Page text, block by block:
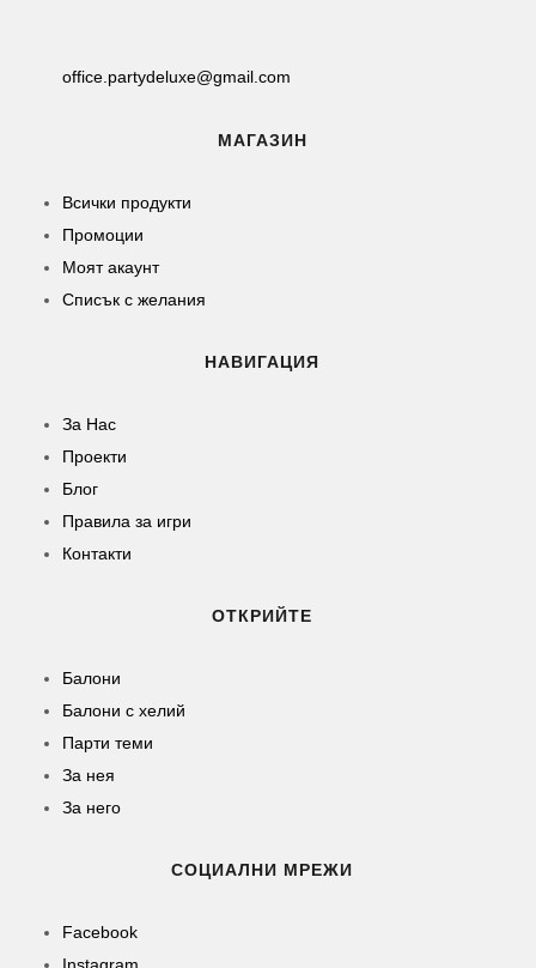
office.partydeluxe@gmail.com
МАГАЗИН
Всички продукти
Промоции
Моят акаунт
Списък с желания
НАВИГАЦИЯ
За Нас
Проекти
Блог
Правила за игри
Контакти
ОТКРИЙТЕ
Балони
Балони c хелий
Парти теми
За нея
За него
СОЦИАЛНИ МРЕЖИ
Facebook